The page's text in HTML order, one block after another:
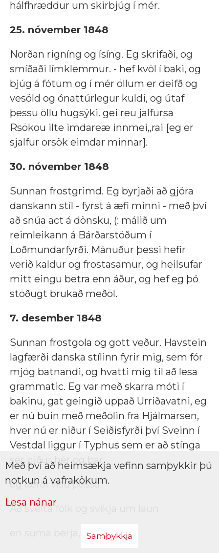
hálfhræddur um skirbjúg í mér.
25. nóvember 1848
Norðan rigníng og ísíng. Eg skrifaði, og
smíðaði límklemmur. - hef kvöl í baki, og
bjúg á fótum og í mér öllum er deifð og
vesöld og ónattúrlegur kuldi, og útaf
þessu öllu hugsýki. gei reu jalfursa
Rsökou ilte imdareæ innmei„rai [eg er
sjalfur orsök eimdar minnar].
30. nóvember 1848
Sunnan frostgrimd. Eg byrjaði að gjöra
danskann stíl - fyrst á æfi minni - með því
að snúa act á dönsku, (: málið um
reimleikann á Bárðarstöðum í
Loðmundarfyrði. Mánuður þessi hefir
verið kaldur og frostasamur, og heilsufar
mitt eingu betra enn áður, og hef eg þó
stöðugt brukað meðöl.
7. desember 1848
Sunnan frostgola og gott veður. Havstein
lagfærði danska stílinn fyrir mig, sem fór
mjög batnandi, og hvatti mig til að lesa
grammatic. Eg var með skarra móti í
bakinu, gat geingið uppað Urriðavatni, eg
er nú buin með meðölin fra Hjálmarsen,
hver nú er niður í Seiðisfyrði því Sveinn í
Vestdal liggur í Typhus sem er að stínga
sér niður hér og þar.
eg lærði vísu þessa
Að svelta fólk og svíkja um laun
Með því að heimsækja vefinn samþykkir þú
notkun á vafrakökum.
Lesa nánar
Samþykkja